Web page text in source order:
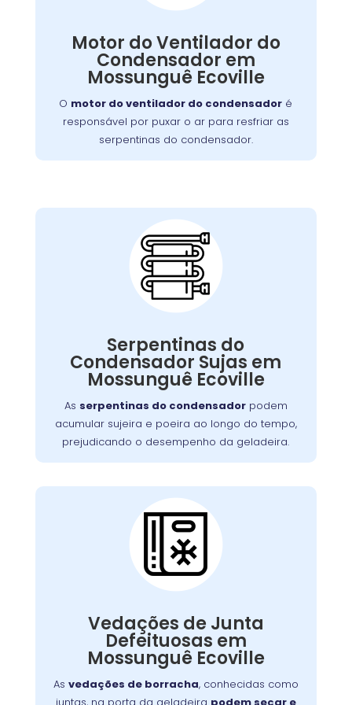
Motor do Ventilador do
Condensador em
Mossunguê Ecoville
O motor do ventilador do condensador é
responsável por puxar o ar para resfriar as
serpentinas do condensador.
ventilador falhar
, as serpentinas podem
superaquecer,
comprometendo a eficiência
do resfriamento da geladeira
. Nossa equipe
está capacitada para diagnosticar e reparar
este problema de forma rápida e eficiente.
Serpentinas do
Condensador Sujas em
Mossunguê Ecoville
As serpentinas do condensadorpodem
acumular sujeira e poeira ao longo do tempo,
prejudicando o desempenho da geladeira.
Serpentinas do
Condensador Sujas:
limpeza regular
, mas se negligenciado, pode
exigir um serviço mais detalhado para
restaurar o funcionamento adequado do
Vedações de Junta
Defeituosas em
Mossunguê Ecoville
As vedações de borracha, conhecidas como
Vedações de Junta
Defeituosa:
falha no aquecimento ou na porta, nossa
equipe está preparada para consertá-lo com
eficiência, garantindo sua funcionalidade no